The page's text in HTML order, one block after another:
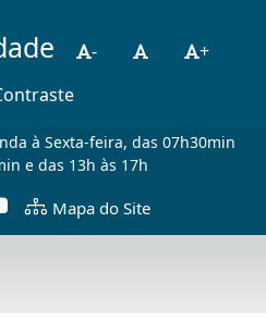
-
+
à Sexta-feira, das 07h30min
e das 13h às 17h
Mapa do Site